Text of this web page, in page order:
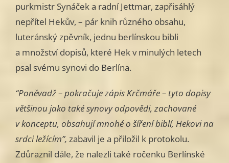
purkmistr Synáček a radní Jettmar, zapřisáhlý
nepřítel Hekův, – pár knih různého obsahu,
luteránský zpěvník, jednu berlínskou bibli
a množství dopisů, které Hek v minulých letech
psal svému synovi do Berlína.
“Poněvadž – pokračuje zápis Krčmáře – tyto dopisy
většinou jako také synovy odpovědi, zachované
v konceptu, obsahují mnohé o šíření biblí, Hekovi na
srdci ležícím”, zabavil je a přiložil k protokolu.
Zdůraznil dále, že nalezli také ročenku Berlínské